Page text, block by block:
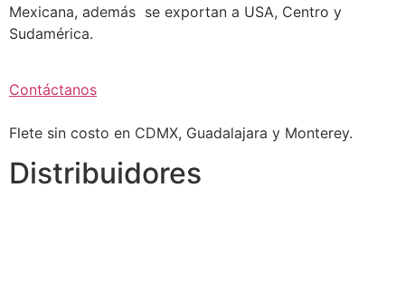
Mexicana, además se exportan a USA, Centro y
Sudamérica.
Contáctanos
Flete sin costo en CDMX, Guadalajara y Monterey.
Distribuidores